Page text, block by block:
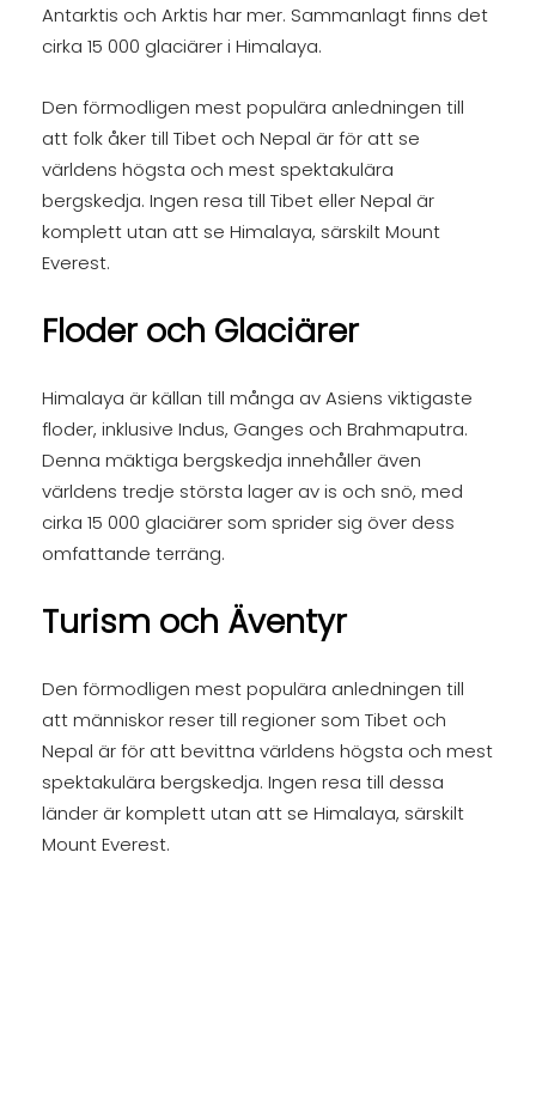
Antarktis och Arktis har mer. Sammanlagt finns det
cirka 15 000 glaciärer i Himalaya.
Den förmodligen mest populära anledningen till
att folk åker till Tibet och Nepal är för att se
världens högsta och mest spektakulära
bergskedja. Ingen resa till Tibet eller Nepal är
komplett utan att se Himalaya, särskilt Mount
Everest.
Floder och Glaciärer
Himalaya är källan till många av Asiens viktigaste
floder, inklusive Indus, Ganges och Brahmaputra.
Denna mäktiga bergskedja innehåller även
världens tredje största lager av is och snö, med
cirka 15 000 glaciärer som sprider sig över dess
omfattande terräng.
Turism och Äventyr
Den förmodligen mest populära anledningen till
att människor reser till regioner som Tibet och
Nepal är för att bevittna världens högsta och mest
spektakulära bergskedja. Ingen resa till dessa
länder är komplett utan att se Himalaya, särskilt
Mount Everest.